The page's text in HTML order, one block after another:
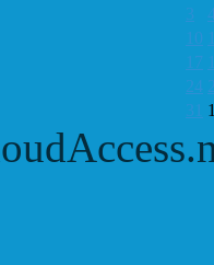
3
10
17
24
31